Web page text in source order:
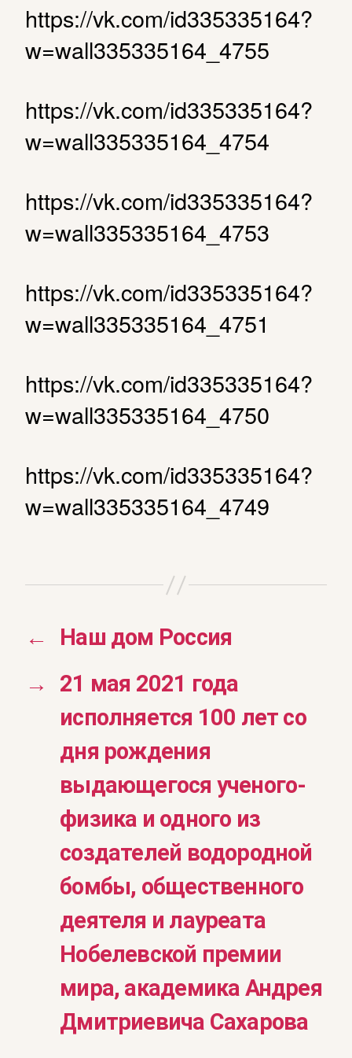
https://vk.com/id335335164?
w=wall335335164_4755
https://vk.com/id335335164?
w=wall335335164_4754
https://vk.com/id335335164?
w=wall335335164_4753
https://vk.com/id335335164?
w=wall335335164_4751
https://vk.com/id335335164?
w=wall335335164_4750
https://vk.com/id335335164?
w=wall335335164_4749
←
Наш дом Россия
→
21 мая 2021 года
исполняется 100 лет со
дня рождения
выдающегося ученого-
физика и одного из
создателей водородной
бомбы, общественного
деятеля и лауреата
Нобелевской премии
мира, академика Андрея
Дмитриевича Сахарова